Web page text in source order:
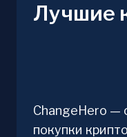
Лучшие
ChangeHero —
покупки